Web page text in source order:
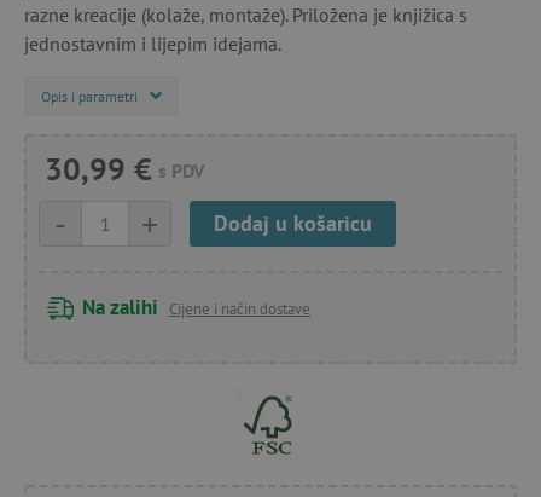
razne kreacije (kolaže, montaže). Priložena je knjižica s
jednostavnim i lijepim idejama.
Opis i parametri
30,99 € s PDV
+
- Dodaj u košaricu
Na zalihi Cijene i način dostave